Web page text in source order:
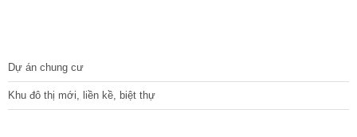
Dự án chung cư
Khu đô thị mới, liền kề, biệt thự